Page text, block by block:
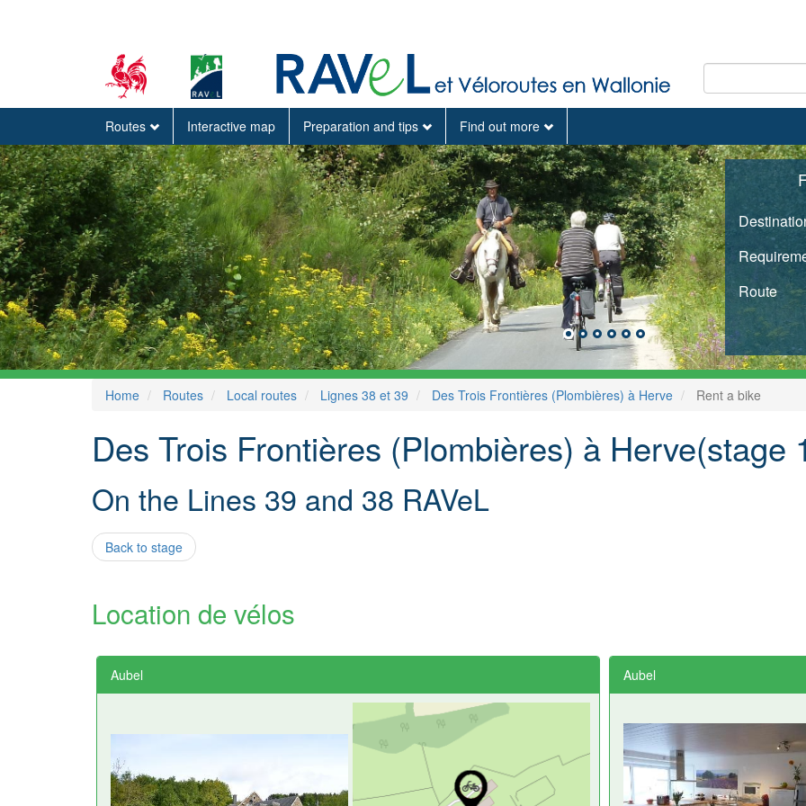
Routes Interactive map Preparation and tips Find out more
Route
Home Routes Local routes Lignes 38 et 39 Des Trois Frontières (Plombières) à Herve Rent a bike
Des Trois Frontières (Plombières) à Herve(stage
On the Lines 39 and 38 RAVeL
Back to stage
Location de vélos
Aubel Aubel